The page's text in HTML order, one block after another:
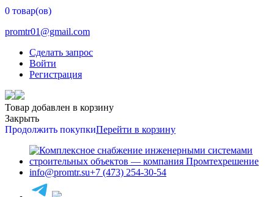
0 товар(ов)
promtr01@gmail.com
Сделать запрос
Войти
Регистрация
Товар добавлен в корзину
Закрыть
Продолжить покупкиПерейти в корзину
info@promtr.su+7 (473) 254-30-54